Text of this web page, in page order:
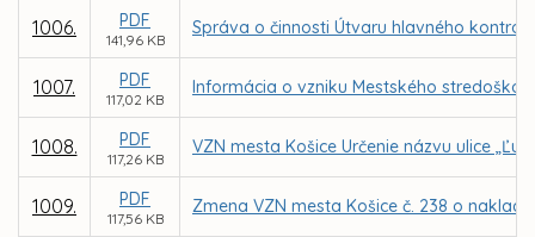
1006. PDF
141,96 KB
Správa o činnosti Útvaru hlavného
1007. PDF
117,02 KB
Informácia o vzniku Mestského
1008. PDF
117,26 KB
VZN mesta Košice Určenie názvu ulice
1009. PDF
117,56 KB
Zmena VZN mesta Košice č. 238 o